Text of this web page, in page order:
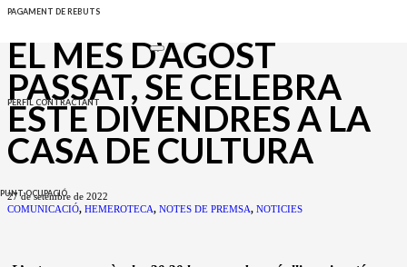
PAGAMENT DE REBUTS
PERFIL CONTRACTANT
PUNT OCUPACIÓ
MUTXAMEL, SUSPESA
EL MES D’AGOST
PASSAT, SE CELEBRA
ESTE DIVENDRES A LA
CASA DE CULTURA
27 de setembre de 2022
COMUNICACIÓ, HEMEROTECA, NOTES DE PREMSA, NOTICIES